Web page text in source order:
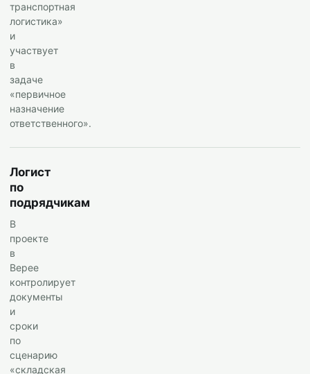
транспортная
логистика»
и
участвует
в
задаче
«первичное
назначение
ответственного».
Логист
по
подрядчикам
В
проекте
в
Верее
контролирует
документы
и
сроки
по
сценарию
«складская